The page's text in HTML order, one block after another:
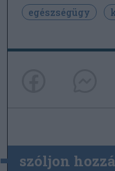
egészségügy
szóljon